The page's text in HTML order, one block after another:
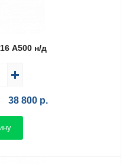
А500 н/д
38 800р.